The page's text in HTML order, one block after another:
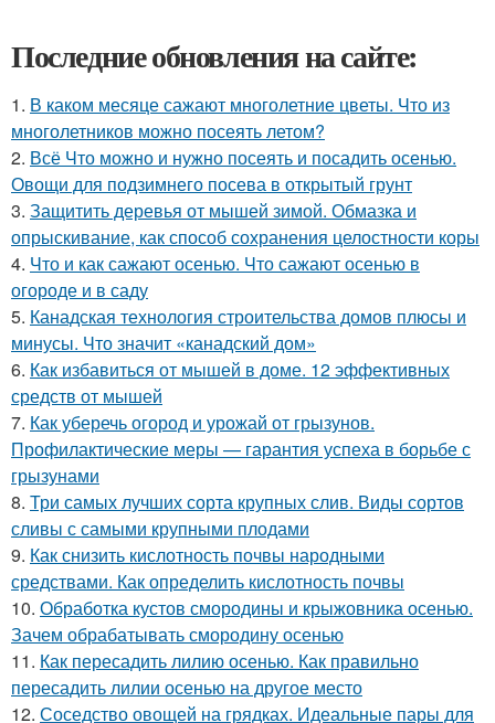
Последние обновления на сайте:
1. В каком месяце сажают многолетние цветы. Что из
многолетников можно посеять летом?
2. Всё Что можно и нужно посеять и посадить осенью.
Овощи для подзимнего посева в открытый грунт
3. Защитить деревья от мышей зимой. Обмазка и
опрыскивание, как способ сохранения целостности коры
4. Что и как сажают осенью. Что сажают осенью в
огороде и в саду
5. Канадская технология строительства домов плюсы и
минусы. Что значит «канадский дом»
6. Как избавиться от мышей в доме. 12 эффективных
средств от мышей
7. Как уберечь огород и урожай от грызунов.
Профилактические меры — гарантия успеха в борьбе с
грызунами
8. Три самых лучших сорта крупных слив. Виды сортов
сливы с самыми крупными плодами
9. Как снизить кислотность почвы народными
средствами. Как определить кислотность почвы
10. Обработка кустов смородины и крыжовника осенью.
Зачем обрабатывать смородину осенью
11. Как пересадить лилию осенью. Как правильно
пересадить лилии осенью на другое место
12. Соседство овощей на грядках. Идеальные пары для